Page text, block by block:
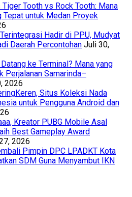
Tooth vs Rock Tooth: Mana
Tepat untuk Medan Proyek
Hadir di PPU, Mudyat
Daerah Percontohan Juli 30,
ke Terminal? Mana yang
Perjalanan Samarinda–
2026
Situs Koleksi Nada
untuk Pengguna Android dan
Kreator PUBG Mobile Asal
Best Gameplay Award
2026
Pimpin DPC LPADKT Kota
SDM Guna Menyambut IKN